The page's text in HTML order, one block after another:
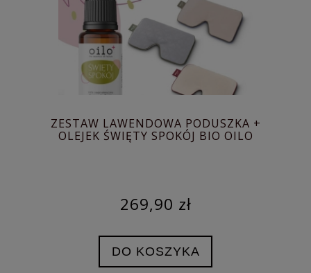
ZESTAW LAWENDOWA PODUSZKA +
OLEJEK ŚWIĘTY SPOKÓJ BIO OILO
269,90 zł
DO KOSZYKA